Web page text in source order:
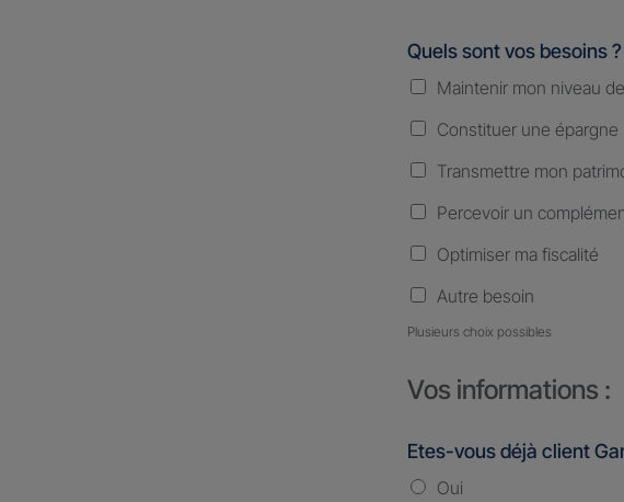
Quels sont vos besoins ?
Maintenir mon niveau
Constituer une épargne
Transmettre mon
Percevoir un
Optimiser ma fiscalité
Autre besoin
Plusieurs choix possibles
Vos informations :
Etes-vous déjà client
Oui